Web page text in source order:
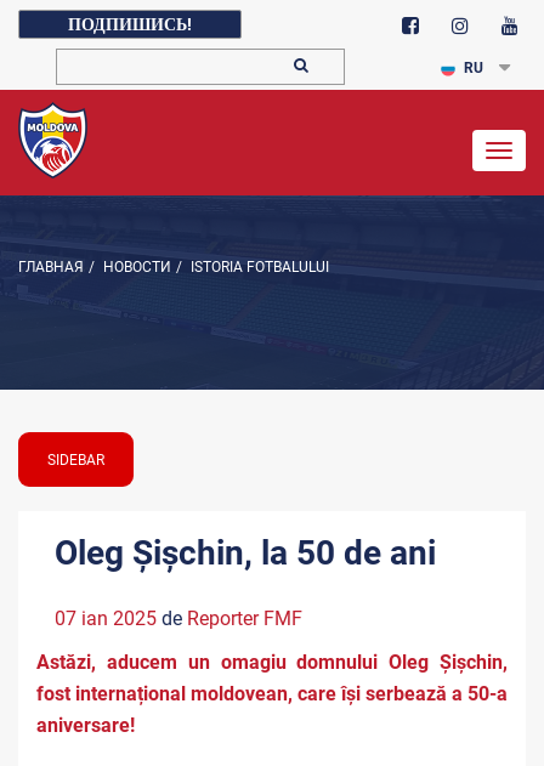
ПОДПИШИСЬ!
RU
ГЛАВНАЯ / НОВОСТИ / ISTORIA FOTBALULUI
SIDEBAR
Oleg Șișchin, la 50 de ani
07 ian 2025 de Reporter FMF
Astăzi, aducem un omagiu domnului Oleg Șișchin,
fost internațional moldovean, care își serbează a 50-a
aniversare!